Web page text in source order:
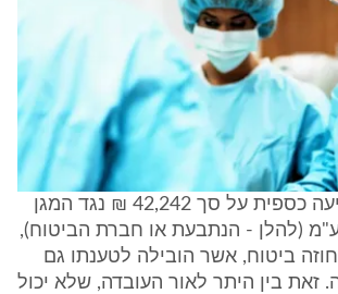
התובע הגיש תביעה כספית על סך 42,242 ₪ נגד המגן
(להלן - הנתבעת או חברת הביטוח),
ביטוח, אשר הובילה לטענתו גם
זאת בין היתר לאור העובדה, שלא יכול